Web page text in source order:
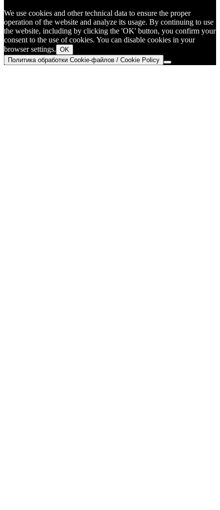
We use cookies and other technical data to ensure the proper
operation of the website and analyze its usage. By continuing to use
the website, including by clicking the 'OK' button, you confirm your
consent to the use of cookies. You can disable cookies in your
browser settings. OK
Политика обработки Cookie-файлов / Cookie Policy